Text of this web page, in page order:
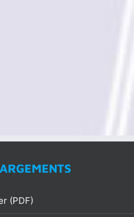
(PDF)